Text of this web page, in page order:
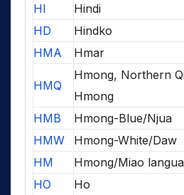
HI
Hindi
HD
Hindko
HMA
Hmar
HMQ
Hmong, Northern
Hmong
HMB
Hmong-Blue/Njua
HMW
Hmong-White/Daw
HM
Hmong/Miao
HO
Ho